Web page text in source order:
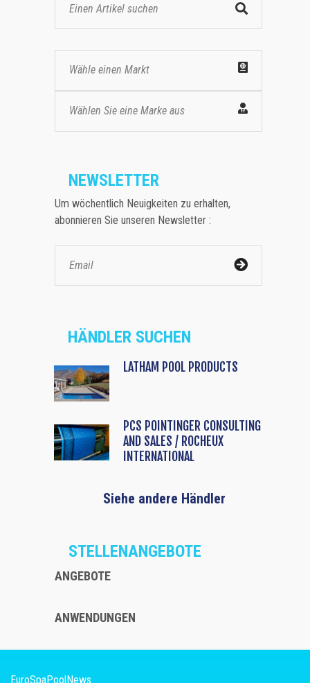
Wähle einen Markt
Wählen Sie eine Marke aus
NEWSLETTER
Um wöchentlich Neuigkeiten zu erhalten,
abonnieren Sie unseren Newsletter :
HÄNDLER SUCHEN
LATHAM POOL PRODUCTS
PCS POINTINGER CONSULTING
AND SALES / ROCHEUX
INTERNATIONAL
Siehe andere Händler
STELLENANGEBOTE
ANGEBOTE
ANWENDUNGEN
EuroSpaPoolNews